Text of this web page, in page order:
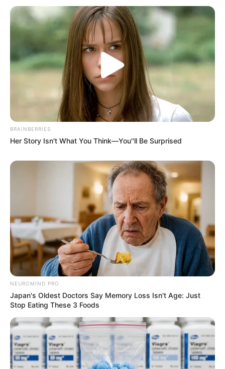
BRAINBERRIES
Her Story Isn't What You Think—You''ll Be Surprised
NEUROMIND PRO
Japan's Oldest Doctors Say Memory Loss Isn't Age: Just
Stop Eating These 3 Foods